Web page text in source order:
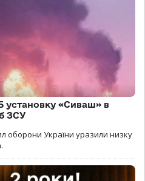
«Сиваш» в
ЗСУ
оборони України уразили низку